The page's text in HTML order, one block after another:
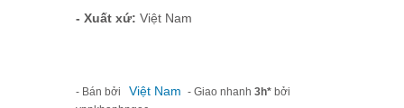
- Xuất xứ: Việt Nam
- Bán bởi Việt Nam - Giao nhanh 3h* bởi